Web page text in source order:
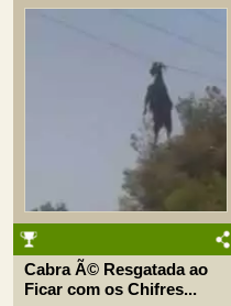
Cabra Ã© Resgatada ao
Ficar com os Chifres...